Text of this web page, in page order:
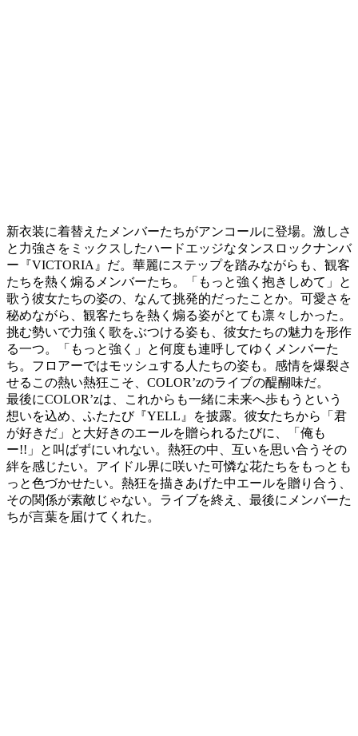
新衣装に着替えたメンバーたちがアンコールに登場。激しさ
と力強さをミックスしたハードエッジなタンスロックナンバ
ー『VICTORIA』だ。華麗にステップを踏みながらも、観客
たちを熱く煽るメンバーたち。「もっと強く抱きしめて」と
歌う彼女たちの姿の、なんて挑発的だったことか。可愛さを
秘めながら、観客たちを熱く煽る姿がとても凛々しかった。
挑む勢いで力強く歌をぶつける姿も、彼女たちの魅力を形作
る一つ。「もっと強く」と何度も連呼してゆくメンバーた
ち。フロアーではモッシュする人たちの姿も。感情を爆裂さ
せるこの熱い熱狂こそ、COLOR’zのライブの醍醐味だ。
最後にCOLOR’zは、これからも一緒に未来へ歩もうという
想いを込め、ふたたび『YELL』を披露。彼女たちから「君
が好きだ」と大好きのエールを贈られるたびに、「俺も
ー!!」と叫ばずにいれない。熱狂の中、互いを思い合うその
絆を感じたい。アイドル界に咲いた可憐な花たちをもっとも
っと色づかせたい。熱狂を描きあげた中エールを贈り合う、
その関係が素敵じゃない。ライブを終え、最後にメンバーた
ちが言葉を届けてくれた。